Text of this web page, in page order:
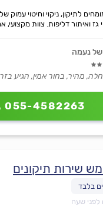
055-4582263
לתיקון, ניקוי וחיטוי עמוק
גז ואיתור דליפות. צוות מקצועי,
נעמה
מהיר, בחור אמין, הגיע
שירות תיקונים
לפני שעה